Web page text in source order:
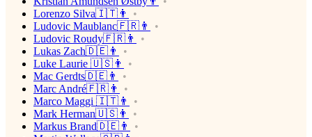
Lorenzo Silva🇮🇹👨
Ludovic Maublanc🇫🇷👨
Ludovic Roudy🇫🇷👨
Lukas Zach🇩🇪👨
Luke Laurie 🇺🇸👨
Mac Gerdts🇩🇪👨
Marc André🇫🇷👨
Marco Maggi 🇮🇹👨
Mark Herman🇺🇸👨
Markus Brand🇩🇪👨